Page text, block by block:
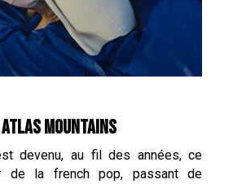
MOUNTAINS
devenu, au fil des années, ce
de la french pop, passant de